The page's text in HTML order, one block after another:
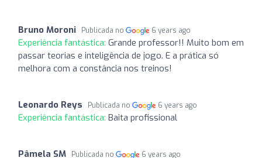
Bruno Moroni Publicada no 6 years ago
Experiência fantástica: Grande professor!! Muito bom em
passar teorias e inteligência de jogo. E a prática só
melhora com a constância nos treinos!
Leonardo Reys Publicada no 6 years ago
Experiência fantástica: Baita profissional
Pâmela SM Publicada no 6 years ago